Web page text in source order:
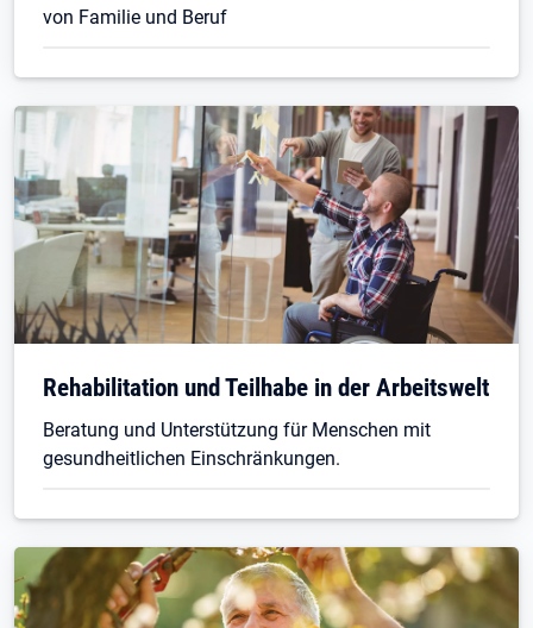
von Familie und Beruf
Rehabilitation und Teilhabe in der Arbeitswelt
Beratung und Unterstützung für Menschen mit
gesundheitlichen Einschränkungen.